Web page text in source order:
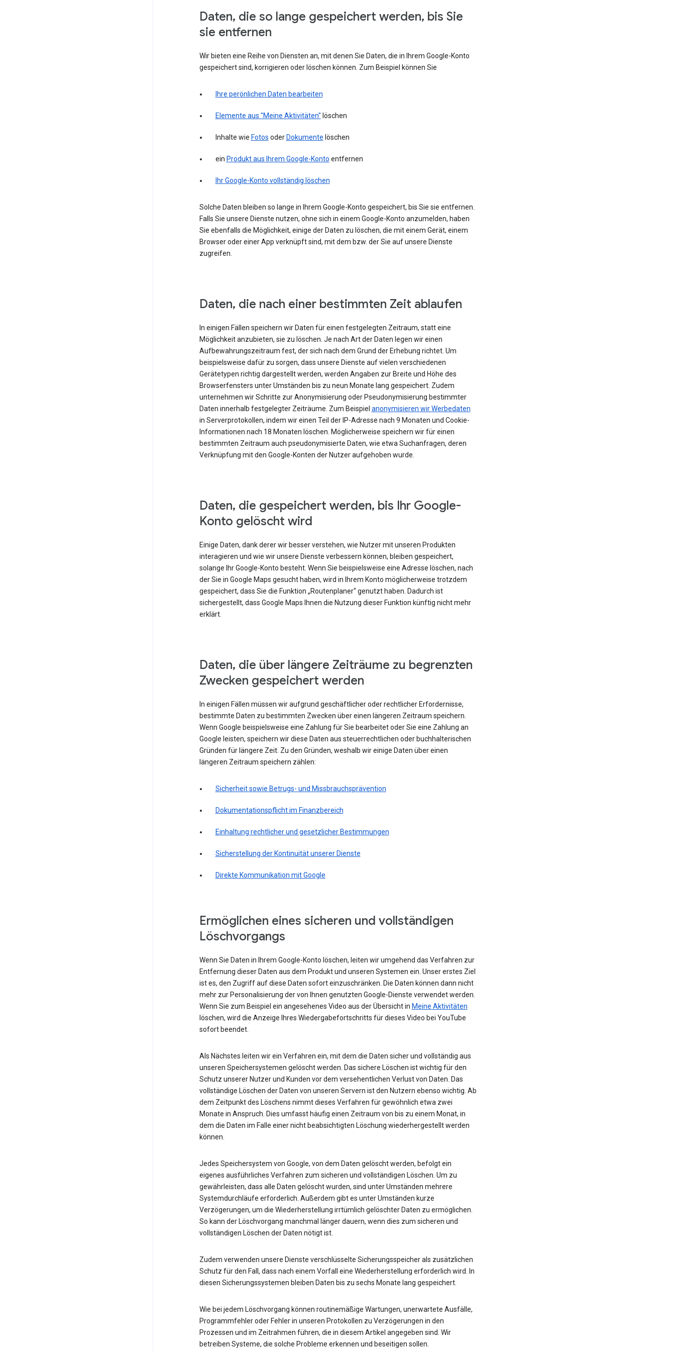
Daten, die so lange gespeichert werden, bis Sie
sie entfernen
Wir bieten eine Reihe von Diensten an, mit denen Sie Daten, die in Ihrem Google-Konto
gespeichert sind, korrigieren oder löschen können. Zum Beispiel können Sie
Ihre perönlichen Daten bearbeiten
Elemente aus "Meine Aktivitäten" löschen
Inhalte wie Fotos oder Dokumente löschen
ein Produkt aus Ihrem Google-Konto entfernen
Ihr Google-Konto vollständig löschen
Solche Daten bleiben so lange in Ihrem Google-Konto gespeichert, bis Sie sie entfernen.
Falls Sie unsere Dienste nutzen, ohne sich in einem Google-Konto anzumelden, haben
Sie ebenfalls die Möglichkeit, einige der Daten zu löschen, die mit einem Gerät, einem
Browser oder einer App verknüpft sind, mit dem bzw. der Sie auf unsere Dienste
zugreifen.
Daten, die nach einer bestimmten Zeit ablaufen
In einigen Fällen speichern wir Daten für einen festgelegten Zeitraum, statt eine
Möglichkeit anzubieten, sie zu löschen. Je nach Art der Daten legen wir einen
Aufbewahrungszeitraum fest, der sich nach dem Grund der Erhebung richtet. Um
beispielsweise dafür zu sorgen, dass unsere Dienste auf vielen verschiedenen
Gerätetypen richtig dargestellt werden, werden Angaben zur Breite und Höhe des
Browserfensters unter Umständen bis zu neun Monate lang gespeichert. Zudem
unternehmen wir Schritte zur Anonymisierung oder Pseudonymisierung bestimmter
Daten innerhalb festgelegter Zeiträume. Zum Beispiel anonymisieren wir Werbedaten
in Serverprotokollen, indem wir einen Teil der IP-Adresse nach 9 Monaten und Cookie-
Informationen nach 18 Monaten löschen. Möglicherweise speichern wir für einen
bestimmten Zeitraum auch pseudonymisierte Daten, wie etwa Suchanfragen, deren
Verknüpfung mit den Google-Konten der Nutzer aufgehoben wurde.
Daten, die gespeichert werden, bis Ihr Google-
Konto gelöscht wird
Einige Daten, dank derer wir besser verstehen, wie Nutzer mit unseren Produkten
interagieren und wie wir unsere Dienste verbessern können, bleiben gespeichert,
solange Ihr Google-Konto besteht. Wenn Sie beispielsweise eine Adresse löschen, nach
der Sie in Google Maps gesucht haben, wird in Ihrem Konto möglicherweise trotzdem
gespeichert, dass Sie die Funktion „Routenplaner“ genutzt haben. Dadurch ist
sichergestellt, dass Google Maps Ihnen die Nutzung dieser Funktion künftig nicht mehr
erklärt.
Daten, die über längere Zeiträume zu begrenzten
Zwecken gespeichert werden
In einigen Fällen müssen wir aufgrund geschäftlicher oder rechtlicher Erfordernisse,
bestimmte Daten zu bestimmten Zwecken über einen längeren Zeitraum speichern.
Wenn Google beispielsweise eine Zahlung für Sie bearbeitet oder Sie eine Zahlung an
Google leisten, speichern wir diese Daten aus steuerrechtlichen oder buchhalterischen
Gründen für längere Zeit. Zu den Gründen, weshalb wir einige Daten über einen
längeren Zeitraum speichern zählen:
Sicherheit sowie Betrugs- und Missbrauchsprävention
Dokumentationspflicht im Finanzbereich
Einhaltung rechtlicher und gesetzlicher Bestimmungen
Sicherstellung der Kontinuität unserer Dienste
Direkte Kommunikation mit Google
Ermöglichen eines sicheren und vollständigen
Löschvorgangs
Wenn Sie Daten in Ihrem Google-Konto löschen, leiten wir umgehend das Verfahren zur
Entfernung dieser Daten aus dem Produkt und unseren Systemen ein. Unser erstes Ziel
ist es, den Zugriff auf diese Daten sofort einzuschränken. Die Daten können dann nicht
mehr zur Personalisierung der von Ihnen genutzten Google-Dienste verwendet werden.
Wenn Sie zum Beispiel ein angesehenes Video aus der Übersicht in Meine Aktivitäten
löschen, wird die Anzeige Ihres Wiedergabefortschritts für dieses Video bei YouTube
sofort beendet.
Als Nächstes leiten wir ein Verfahren ein, mit dem die Daten sicher und vollständig aus
unseren Speichersystemen gelöscht werden. Das sichere Löschen ist wichtig für den
Schutz unserer Nutzer und Kunden vor dem versehentlichen Verlust von Daten. Das
vollständige Löschen der Daten von unseren Servern ist den Nutzern ebenso wichtig. Ab
dem Zeitpunkt des Löschens nimmt dieses Verfahren für gewöhnlich etwa zwei
Monate in Anspruch. Dies umfasst häufig einen Zeitraum von bis zu einem Monat, in
dem die Daten im Falle einer nicht beabsichtigten Löschung wiederhergestellt werden
können.
Jedes Speichersystem von Google, von dem Daten gelöscht werden, befolgt ein
eigenes ausführliches Verfahren zum sicheren und vollständigen Löschen. Um zu
gewährleisten, dass alle Daten gelöscht wurden, sind unter Umständen mehrere
Systemdurchläufe erforderlich. Außerdem gibt es unter Umständen kurze
Verzögerungen, um die Wiederherstellung irrtümlich gelöschter Daten zu ermöglichen.
So kann der Löschvorgang manchmal länger dauern, wenn dies zum sicheren und
vollständigen Löschen der Daten nötigt ist.
Zudem verwenden unsere Dienste verschlüsselte Sicherungsspeicher als zusätzlichen
Schutz für den Fall, dass nach einem Vorfall eine Wiederherstellung erforderlich wird. In
diesen Sicherungssystemen bleiben Daten bis zu sechs Monate lang gespeichert.
Wie bei jedem Löschvorgang können routinemäßige Wartungen, unerwartete Ausfälle,
Programmfehler oder Fehler in unseren Protokollen zu Verzögerungen in den
Prozessen und im Zeitrahmen führen, die in diesem Artikel angegeben sind. Wir
betreiben Systeme, die solche Probleme erkennen und beseitigen sollen.